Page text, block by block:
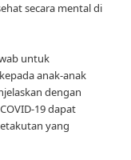
secara mental di
untuk
anak-anak
dengan
19 dapat
yang